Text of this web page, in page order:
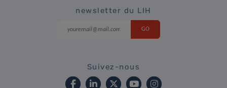
newsletter du LIH
Suivez-nous